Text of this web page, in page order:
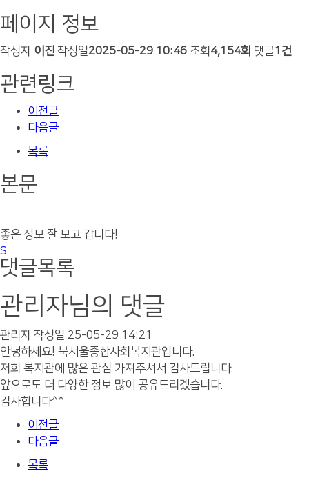
페이지 정보
작성자 이진 작성일2025-05-29 10:46 조회 4,154회 댓글1건
관련링크
이전글
다음글
목록
본문
좋은 정보 잘 보고 갑니다!
댓글목록
관리자님의 댓글
관리자 작성일 25-05-29 14:21
안녕하세요! 북서울종합사회복지관입니다.
저희 복지관에 많은 관심 가져주셔서 감사드립니다.
앞으로도 더 다양한 정보 많이 공유드리겠습니다.
감사합니다^^
이전글
다음글
목록